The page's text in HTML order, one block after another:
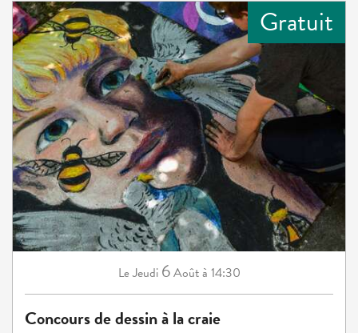
Gratuit
LeJeudi 6Aoûtà 14:30
Concours de dessin à la craie